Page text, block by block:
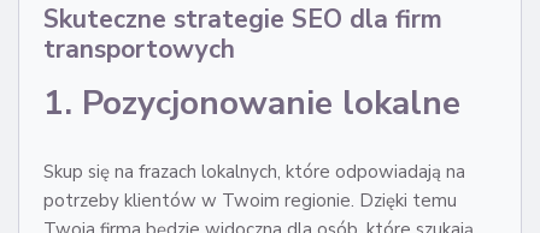
Skuteczne strategie SEO dla firm
transportowych
1. Pozycjonowanie lokalne
Skup się na frazach lokalnych, które odpowiadają na
potrzeby klientów w Twoim regionie. Dzięki temu